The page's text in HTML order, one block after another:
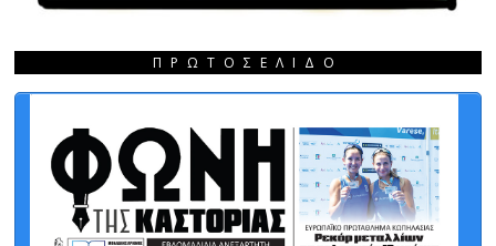
ΠΡΩΤΟΣΈΛΙΔΟ